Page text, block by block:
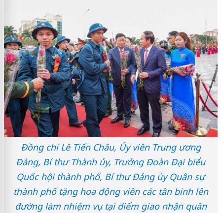
Đồng chí Lê Tiến Châu, Ủy viên Trung ương
Đảng, Bí thư Thành ủy, Trưởng Đoàn Đại biểu
Quốc hội thành phố, Bí thư Đảng ủy Quân sự
thành phố tặng hoa động viên các tân binh lên
đường làm nhiệm vụ tại điểm giao nhận quân